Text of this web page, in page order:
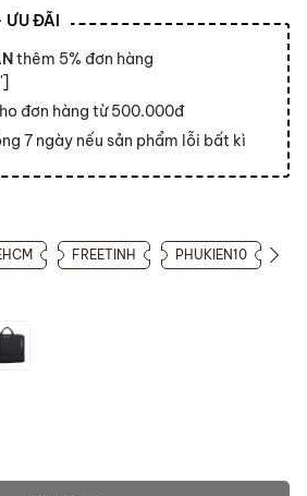
ƯU ĐÃI
thêm 5% đơn hàng
đơn hàng từ 500.000đ
7 ngày nếu sản phẩm lỗi bất kì
FREETINH PHUKIEN10